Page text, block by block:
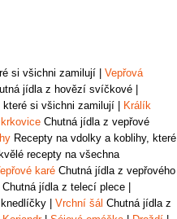
si všichni zamilují
Vepřová
jídla z hovězí svíčkové
které si všichni zamilují
Králík
Chutná jídla z vepřové
Recepty na vdolky a koblihy, které
recepty na všechna
karé Chutná jídla z vepřového
Chutná jídla z telecí plece
Vrchní šál Chutná jídla z